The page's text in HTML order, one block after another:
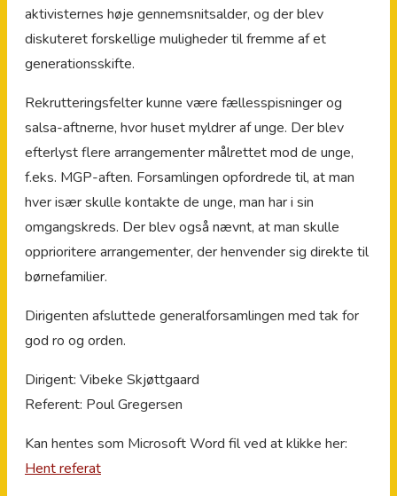
aktivisternes høje gennemsnitsalder, og der blev
diskuteret forskellige muligheder til fremme af et
generationsskifte.
Rekrutteringsfelter kunne være fællesspisninger og
salsa-aftnerne, hvor huset myldrer af unge. Der blev
efterlyst flere arrangementer målrettet mod de unge,
f.eks. MGP-aften. Forsamlingen opfordrede til, at man
hver især skulle kontakte de unge, man har i sin
omgangskreds. Der blev også nævnt, at man skulle
opprioritere arrangementer, der henvender sig direkte til
børnefamilier.
Dirigenten afsluttede generalforsamlingen med tak for
god ro og orden.
Dirigent: Vibeke Skjøttgaard
Referent: Poul Gregersen
Kan hentes som Microsoft Word fil ved at klikke her:
Hent referat